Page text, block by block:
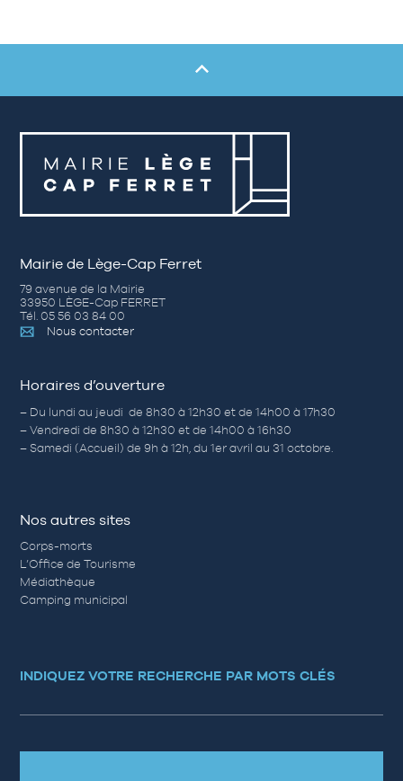
Mairie de Lège-Cap Ferret
79 avenue de la Mairie
33950 LÈGE-Cap FERRET
Tél. 05 56 03 84 00
Nous contacter
Horaires d’ouverture
– Du lundi au jeudi de 8h30 à 12h30 et de 14h00 à 17h30
– Vendredi de 8h30 à 12h30 et de 14h00 à 16h30
– Samedi (Accueil) de 9h à 12h, du 1er avril au 31 octobre.
Nos autres sites
Corps-morts
L’Office de Tourisme
Médiathèque
Camping municipal
INDIQUEZ VOTRE RECHERCHE PAR MOTS CLÉS